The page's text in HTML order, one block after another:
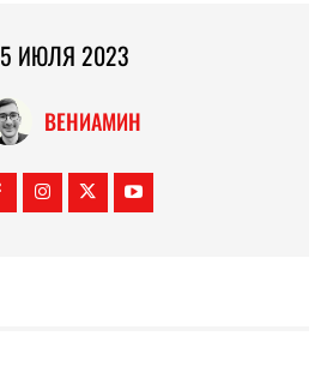
5 ИЮЛЯ 2023
ВЕНИАМИН